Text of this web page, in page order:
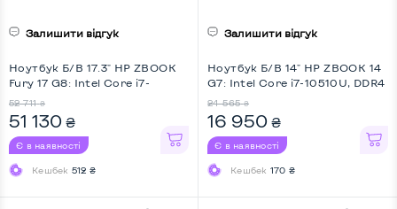
Залишити відгук
Ноутбук Б/В 17.3" HP ZBOOK
Fury 17 G8: Intel Core i7-
HD, Key Light
52 711 ₴
51 130 ₴
Є в наявності
Кешбек 512 ₴
Залишити відгук
Ноутбук Б/В 14" HP ZBOOK 14
G7: Intel Core i7-10510U, DDR4
24 565 ₴
16 950 ₴
Є в наявності
Кешбек 170 ₴